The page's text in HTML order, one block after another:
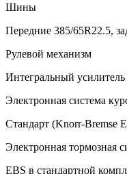
Шины
Передние 385/65R22.5,
Рулевой механизм
Интегральный усилитель
Электронная система
Стандарт (Knorr-Bremse
Электронная тормозная
EBS в стандартной